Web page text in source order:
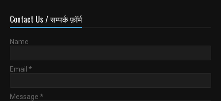
Contact Us / सम्पर्क फ़ॉर्म
Name
Email *
Message *